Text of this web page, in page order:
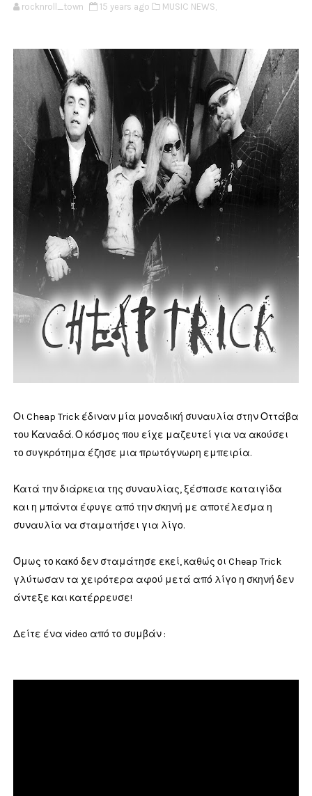
rocknroll_town 15 years ago MUSIC NEWS,
Οι Cheap Trick έδιναν μία μοναδική συναυλία στην Οττάβα
του Καναδά. Ο κόσμος που είχε μαζευτεί για να ακούσει
το συγκρότημα έζησε μια πρωτόγνωρη εμπειρία.
Κατά την διάρκεια της συναυλίας, ξέσπασε καταιγίδα
και η μπάντα έφυγε από την σκηνή με αποτέλεσμα η
συναυλία να σταματήσει για λίγο.
Όμως το κακό δεν σταμάτησε εκεί, καθώς οι Cheap Trick
γλύτωσαν τα χειρότερα αφού μετά από λίγο η σκηνή δεν
άντεξε και κατέρρευσε!
Δείτε ένα video από το συμβάν :